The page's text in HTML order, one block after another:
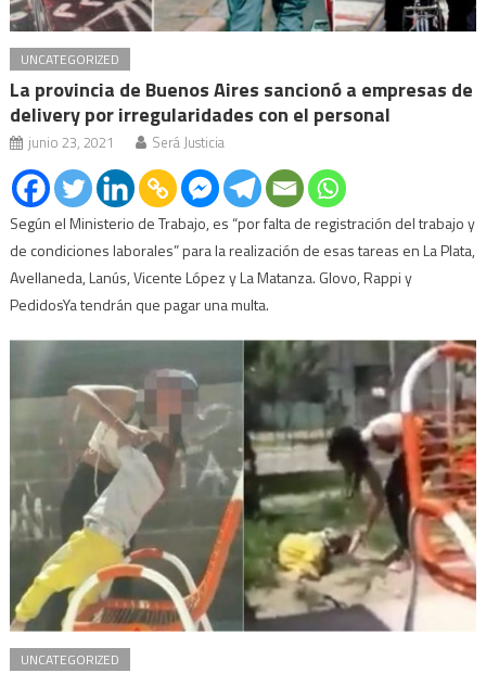
UNCATEGORIZED
La provincia de Buenos Aires sancionó a empresas de
delivery por irregularidades con el personal
junio 23, 2021 Será Justicia
Según el Ministerio de Trabajo, es “por falta de registración del trabajo y
de condiciones laborales” para la realización de esas tareas en La Plata,
Avellaneda, Lanús, Vicente López y La Matanza. Glovo, Rappi y
PedidosYa tendrán que pagar una multa.
UNCATEGORIZED